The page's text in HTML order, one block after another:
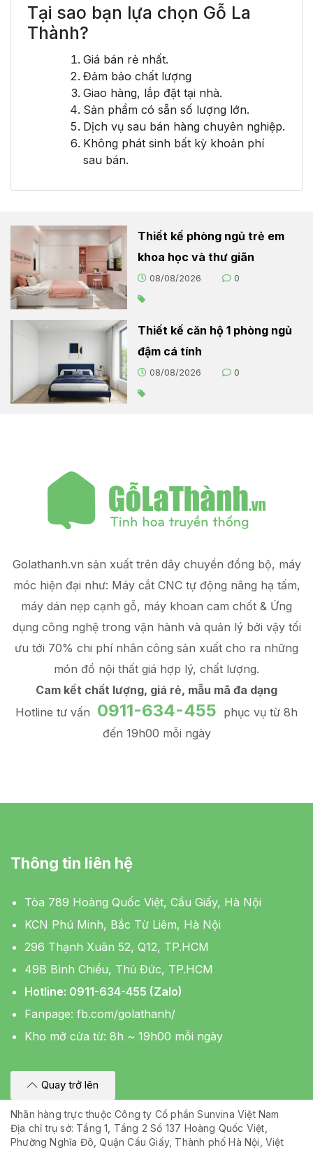
Tại sao bạn lựa chọn Gỗ La
Thành?
Giá bán rẻ nhất.
Đảm bảo chất lượng
Giao hàng, lắp đặt tại nhà.
Sản phẩm có sẵn số lượng lớn.
Dịch vụ sau bán hàng chuyên nghiệp.
Không phát sinh bất kỳ khoản phí
sau bán.
Thiết kế phòng ngủ trẻ em
khoa học và thư giãn
08/08/2026 0
Thiết kế căn hộ 1 phòng ngủ
đậm cá tính
08/08/2026 0
Golathanh.vn sản xuất trên dây chuyền đồng bộ, máy
móc hiện đại như: Máy cắt CNC tự động nâng hạ tấm,
máy dán nẹp cạnh gỗ, máy khoan cam chốt & Ứng
dụng công nghệ trong vận hành và quản lý bởi vậy tối
ưu tới 70% chi phí nhân công sản xuất cho ra những
món đồ nội thất giá hợp lý, chất lượng.
Cam kết chất lượng, giá rẻ, mẫu mã đa dạng
Hotline tư vấn 0911-634-455 phục vụ từ 8h
đến 19h00 mỗi ngày
Thông tin liên hệ
Tòa 789 Hoàng Quốc Việt, Cầu Giấy, Hà Nội
KCN Phú Minh, Bắc Từ Liêm, Hà Nội
296 Thạnh Xuân 52, Q12, TP.HCM
49B Bình Chiểu, Thủ Đức, TP.HCM
Hotline: 0911-634-455 (Zalo)
Fanpage: fb.com/golathanh/
Kho mở cửa từ: 8h ~ 19h00 mỗi ngày
Quay trở lên
Nhãn hàng trực thuộc Công ty Cổ phần Sunvina Việt Nam
Địa chỉ trụ sở: Tầng 1, Tầng 2 Số 137 Hoàng Quốc Việt,
Phường Nghĩa Đô, Quận Cầu Giấy, Thành phố Hà Nội, Việt